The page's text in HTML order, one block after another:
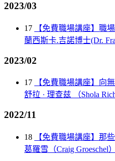
2023/03
17
【免費職場講座】職
蘭西斯卡.吉諾博士(Dr.
2023/02
17
【免費職場講座】向
舒拉 · 理查兹 （Shola
2022/11
18
【免費職場講座】那
葛羅雪（Craig Groeschel